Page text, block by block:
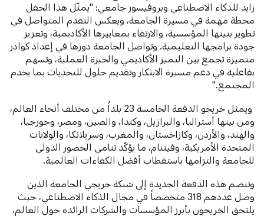
زايد للذكاء الاصطناعي وبروفيسور جامعي: "يمثّل هذا الحفل
محطة مهمة في مسيرة الجامعة، ويعكس التقدم المتواصل في
تطوير بنيتها المؤسسية، والارتقاء بمعاييرها الأكاديمية، وتعزيز
جودة برامجها التعليمية. وتواصل الجامعة دورها في إعداد كوادر
متميزة تجمع بين التميز الأكاديمي والخبرة العملية، وتسهم
بفاعلية في دعم مسيرة الابتكار وتقديم حلول للتحديات بما يخدم
المجتمع."
ويمثل خريجو الدفعة الخامسة 23 بلداً من مختلف أنحاء العالم،
ومن بينها أستراليا، والبرازيل، وكندا، والصين، ومصر، وجورجيا،
والهند، والأردن، وكازاخستان، والمغرب، وسريلانكا، والولايات
المتحدة الأمريكية، وفيتنام، ما يؤكّد تنامي الحضور الدولي
للجامعة والتزامها باستقطاب أفضل الكفاءات العالمية.
وتنضم هذه الدفعة الجديدة إلى شبكة خريجي الجامعة الذين
وصل عددهم 318 متخصصاً في مجال الذكاء الاصطناعي، حيث
يلتحق الخريجون بأبرز المؤسسات والشركات الرائدة حول العالم،